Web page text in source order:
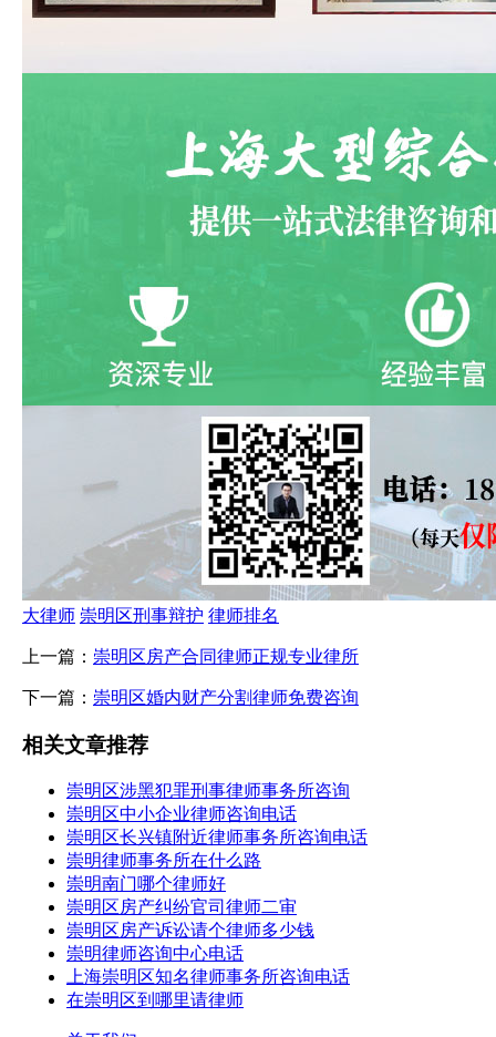
大律师 崇明区刑事辩护 律师排名
上一篇： 崇明区房产合同律师正规专业律所
下一篇： 崇明区婚内财产分割律师免费咨询
相关文章推荐
崇明区涉黑犯罪刑事律师事务所咨询
崇明区中小企业律师咨询电话
崇明区长兴镇附近律师事务所咨询电话
崇明律师事务所在什么路
崇明南门哪个律师好
崇明区房产纠纷官司律师二审
崇明区房产诉讼请个律师多少钱
崇明律师咨询中心电话
上海崇明区知名律师事务所咨询电话
在崇明区到哪里请律师